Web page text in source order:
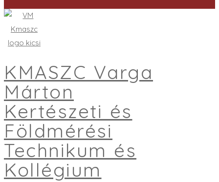
KMASZC Varga
Márton
Kertészeti és
Földmérési
Technikum és
Kollégium